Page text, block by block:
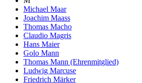
Michael Maar
Joachim Maass
Thomas Macho
Claudio Magris
Hans Maier
Golo Mann
Thomas Mann (Ehrenmitglied)
Ludwig Marcuse
Friedrich Märker